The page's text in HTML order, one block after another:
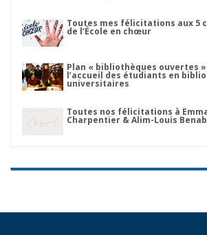
Toutes mes félicitations aux 5
de l’École en chœur
Plan « bibliothèques ouvertes
l’accueil des étudiants en
universitaires
Toutes nos félicitations à
Charpentier & Alim-Louis